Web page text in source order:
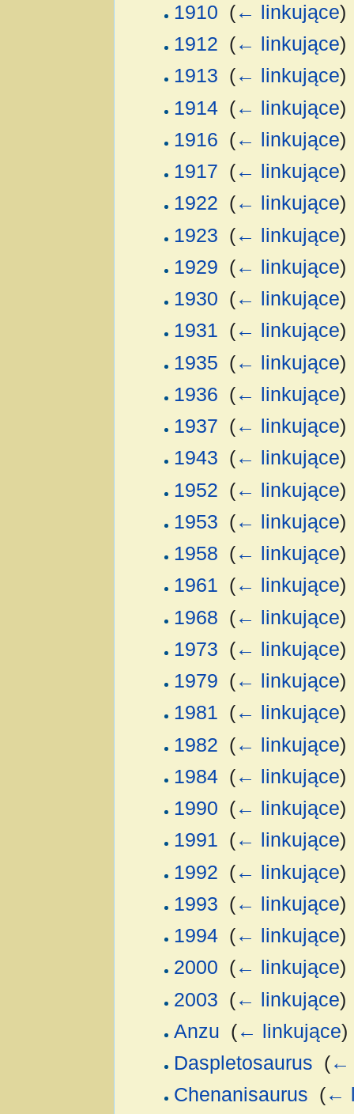
1910 (← linkujące)
1912 (← linkujące)
1913 (← linkujące)
1914‎ (← linkujące)
1916 (← linkujące)
1917 (← linkujące)
1922 (← linkujące)
1923 (← linkujące)
1929 (← linkujące)
1930 (← linkujące)
1931 (← linkujące)
1935 (← linkujące)
1936 (← linkujące)
1937 (← linkujące)
1943 (← linkujące)
1952 (← linkujące)
1953 (← linkujące)
1958 (← linkujące)
1961 (← linkujące)
1968 (← linkujące)
1973 (← linkujące)
1979 (← linkujące)
1981 (← linkujące)
1982 (← linkujące)
1984‎ (← linkujące)
1990 (← linkujące)
1991 (← linkujące)
1992 (← linkujące)
1993 (← linkujące)
1994‎ (← linkujące)
2000 (← linkujące)
2003 (← linkujące)
Anzu (← linkujące)
Daspletosaurus (←
Chenanisaurus (←